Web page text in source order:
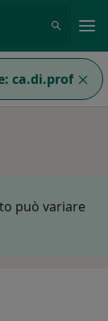
ca.di.prof
può variare